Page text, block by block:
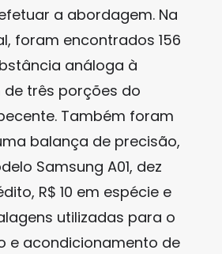
a abordagem. Na
foram encontrados 156
análoga à
três porções do
Também foram
balança de precisão,
Samsung A01, dez
R$ 10 em espécie e
utilizadas para o
e acondicionamento de